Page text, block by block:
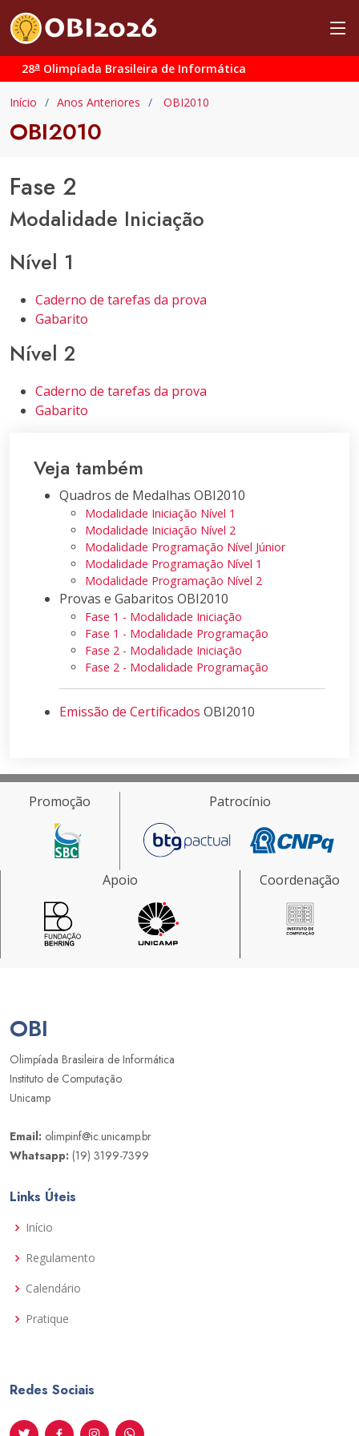
28a Olimpíada Brasileira de Informática
Início Anos Anteriores OBI2010
OBI2010
Fase 2
Modalidade Iniciação
Nível 1
Caderno de tarefas da prova
Gabarito
Nível 2
Caderno de tarefas da prova
Gabarito
Veja também
Quadros de Medalhas OBI2010
Modalidade Iniciação Nível 1
Modalidade Iniciação Nível 2
Modalidade Programação Nível Júnior
Modalidade Programação Nível 1
Modalidade Programação Nível 2
Provas e Gabaritos OBI2010
Fase 1 - Modalidade Iniciação
Fase 1 - Modalidade Programação
Fase 2 - Modalidade Iniciação
Fase 2 - Modalidade Programação
Emissão de Certificados OBI2010
Promoção Patrocínio
Apoio Coordenação
OBI
Olimpíada Brasileira de Informática
Instituto de Computação
Unicamp
Email: olimpinf@ic.unicamp.br
Whatsapp: (19) 3199-7399
Links Úteis
Início
Regulamento
Calendário
Pratique
Redes Sociais